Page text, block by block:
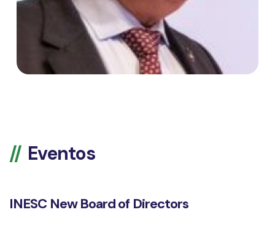
Eventos
INESC New Board of Directors